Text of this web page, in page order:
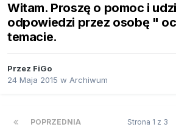
Witam. Proszę o pomoc i
odpowiedzi przez osobę "
temacie.
Przez FiGo
24 Maja 2015 w Archiwum
POPRZEDNIA Strona 1 z 3